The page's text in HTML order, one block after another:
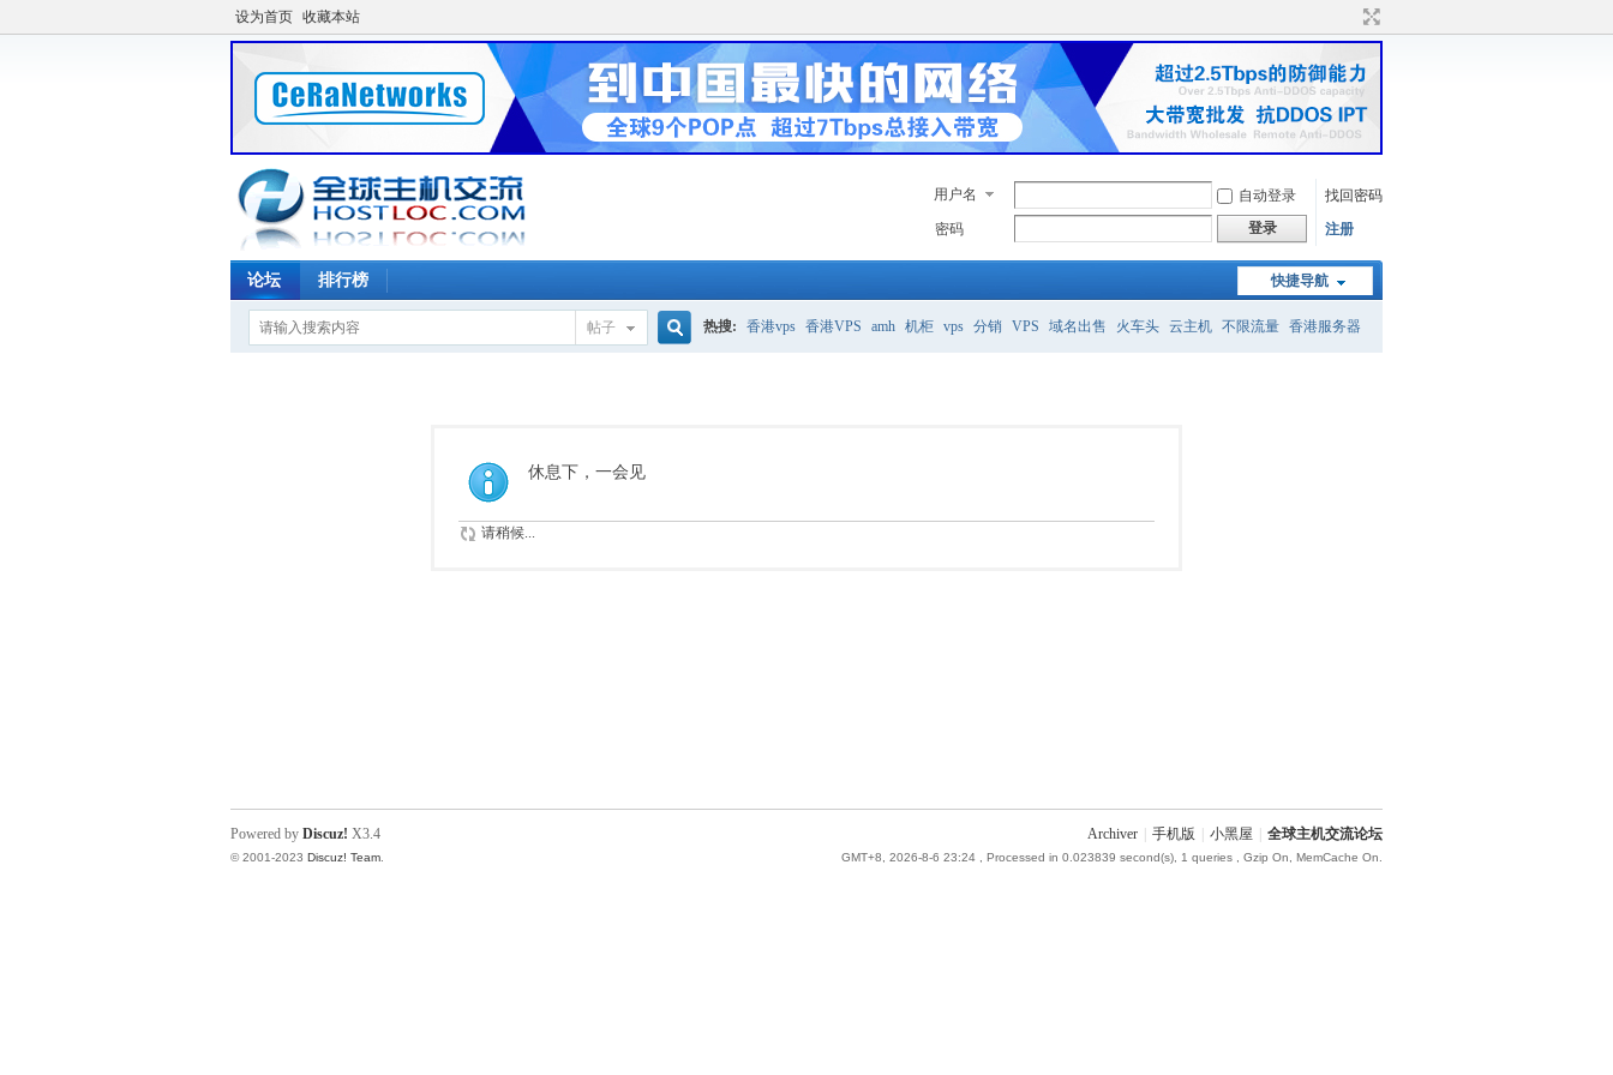
设为首页 收藏本站
用户名 自动登录
找回密码
密码
登录 注册
快捷导航
论坛 排行榜
帖子 热搜: 香港vps 香港VPS amh 机柜 vps 分销 VPS 域名出售 火车头 云主机 不限流量 香港服务器
休息下，一会见
请稍候...
Archiver 手机版 小黑屋 全球主机交流论坛
GMT+8, 2026-8-6 23:24 , Processed in 0.023839 second(s), 1 queries , Gzip On, MemCache On.
Powered by Discuz! X3.4
© 2001-2023 Discuz! Team